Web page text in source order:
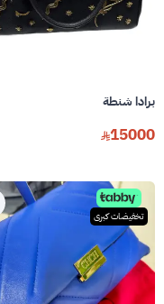
برادا شنطة
15000
تخفيضات كبرى